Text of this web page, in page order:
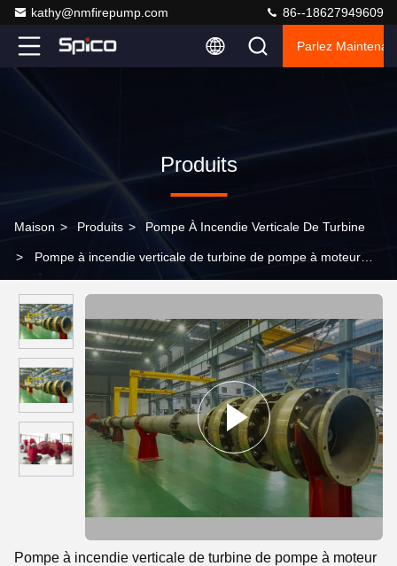
kathy@nmfirepump.com 86--18627949609
Parlez
Produits
Maison > Produits > Pompe À Incendie Verticale De Turbine
> Pompe à incendie verticale de turbine de pompe à moteur
Pompe à incendie verticale de turbine de pompe à moteur